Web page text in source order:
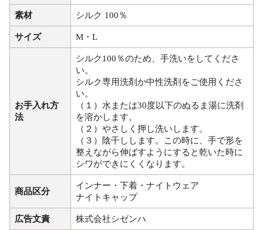
素材 シルク 100％
サイズ M・L
お手入れ方
法
シルク100％のため、手洗いをしてくださ
い。
シルク専用洗剤か中性洗剤をご使用くださ
い。
（１）水または30度以下のぬるま湯に洗剤
を溶かします。
（２）やさしく押し洗いします。
（３）陰干しします。この時に、手で形を
整えながら伸ばすようにすると乾いた時に
シワができにくくなります。
商品区分
インナー・下着・ナイトウェア
ナイトキャップ
広告文責 株式会社シゼンハ